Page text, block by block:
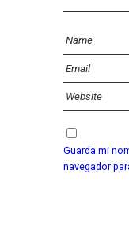
Guarda mi
navegador